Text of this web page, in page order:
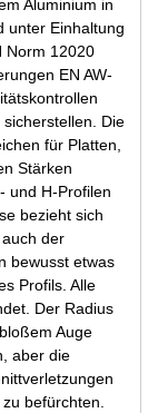
Aluminium in
unter Einhaltung
Norm 12020
EN AW-
Die
für Platten,
Stärken
und H-Profilen
bezieht sich
der
bewusst etwas
Profils. Alle
Der Radius
Auge
aber die
befürchten.